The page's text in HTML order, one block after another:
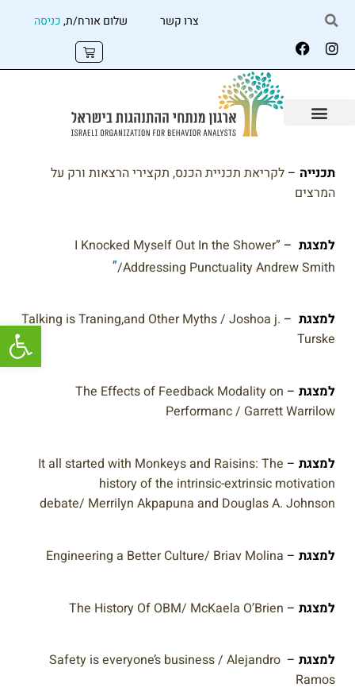
צרו קשר שלום אורח/ת,כניסה
תכנייה – לקריאת תכניית הכנס, תקצירי הרצאות ורק על
המרצים
למצגת –
I Knocked Myself Out In the Shower”
/Addressing Punctuality Andrew Smith
”
למצגת –
Talking is Traning,and Other Myths / Joshoa j.
Turske
למצגת –
The Effects of Feedback Modality on
Performanc / Garrett Warrilow
למצגת –
It all started with Monkeys and Raisins: The
history of the intrinsic-extrinsic motivation
debate/ Merrilyn Akpapuna and Douglas A. Johnson
למצגת –
Engineering a Better Culture/ Briav Molina
למצגת –
The History Of OBM/ McKaela O’Brien
למצגת –
Safety is everyone’s business / Alejandro
Ramos